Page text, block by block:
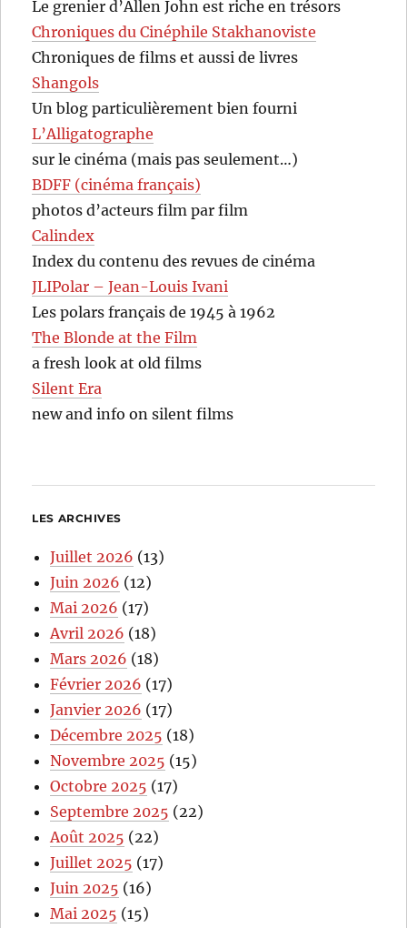
Le grenier d’Allen John est riche en trésors
Chroniques du Cinéphile Stakhanoviste
Chroniques de films et aussi de livres
Shangols
Un blog particulièrement bien fourni
L’Alligatographe
sur le cinéma (mais pas seulement…)
BDFF (cinéma français)
photos d’acteurs film par film
Calindex
Index du contenu des revues de cinéma
JLIPolar – Jean-Louis Ivani
Les polars français de 1945 à 1962
The Blonde at the Film
a fresh look at old films
Silent Era
new and info on silent films
LES ARCHIVES
Juillet 2026 (13)
Juin 2026 (12)
Mai 2026 (17)
Avril 2026 (18)
Mars 2026 (18)
Février 2026 (17)
Janvier 2026 (17)
Décembre 2025 (18)
Novembre 2025 (15)
Octobre 2025 (17)
Septembre 2025 (22)
Août 2025 (22)
Juillet 2025 (17)
Juin 2025 (16)
Mai 2025 (15)